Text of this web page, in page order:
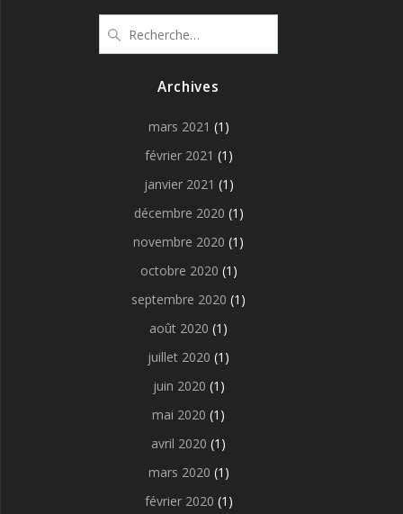
pour
Archives
mars 2021 (1)
février 2021 (1)
janvier 2021 (1)
décembre 2020 (1)
novembre 2020 (1)
octobre 2020 (1)
septembre 2020 (1)
août 2020 (1)
juillet 2020 (1)
juin 2020 (1)
mai 2020 (1)
avril 2020 (1)
mars 2020 (1)
février 2020 (1)